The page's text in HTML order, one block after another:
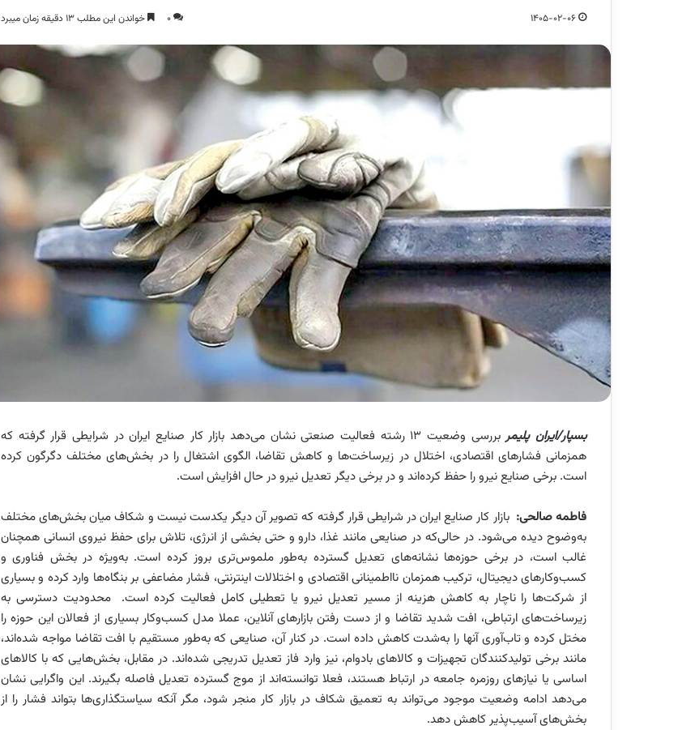
1405-02-06
0 خواندن این مطلب 13 دقیقه زمان میبرد
بسپار/ایران پلیمر
بررسی وضعیت ۱۳ رشته فعالیت صنعتی نشان می‌دهد بازار کار صنایع ایران در شرایطی قرار گرفته که
همزمانی فشارهای اقتصادی، اختلال در زیرساخت‌ها و کاهش تقاضا، الگوی اشتغال را در بخش‌های مختلف دگرگون کرده
است. برخی صنایع نیرو را حفظ کرده‌اند و در برخی دیگر تعدیل نیرو در حال افزایش است.
فاطمه صالحی:بازار کار صنایع ایران در شرایطی قرار گرفته که تصویر آن دیگر یکدست نیست و شکاف میان بخش‌های مختلف
به‌وضوح دیده می‌شود. در حالی‌که در صنایعی مانند غذا، دارو و حتی بخشی از انرژی، تلاش برای حفظ نیروی انسانی همچنان
غالب است، در برخی حوزه‌ها نشانه‌های تعدیل گسترده به‌طور ملموس‌تری بروز کرده است. به‌ویژه در بخش فناوری و
کسب‌وکارهای دیجیتال، ترکیب همزمان نااطمینانی اقتصادی و اختلالات اینترنتی، فشار مضاعفی بر بنگاه‌ها وارد کرده و بسیاری
از شرکت‌ها را ناچار به کاهش هزینه از مسیر تعدیل نیرو یا تعطیلی کامل فعالیت کرده است. محدودیت دسترسی به
زیرساخت‌های ارتباطی، افت شدید تقاضا و از دست رفتن بازارهای آنلاین، عملا مدل کسب‌وکار بسیاری از فعالان این حوزه را
مختل کرده و تاب‌آوری آنها را به‌شدت کاهش داده است. در کنار آن، صنایعی که به‌طور مستقیم با افت تقاضا مواجه شده‌اند،
مانند برخی تولیدکنندگان تجهیزات و کالاهای بادوام، نیز وارد فاز تعدیل تدریجی شده‌اند. در مقابل، بخش‌هایی که با کالاهای
اساسی یا نیازهای روزمره جامعه در ارتباط هستند، فعلا توانسته‌اند از موج گسترده تعدیل فاصله بگیرند. این واگرایی نشان
می‌دهد ادامه وضعیت موجود می‌تواند به تعمیق شکاف در بازار کار منجر شود، مگر آنکه سیاستگذاری‌ها بتواند فشار را از
بخش‌های آسیب‌پذیر کاهش دهد.